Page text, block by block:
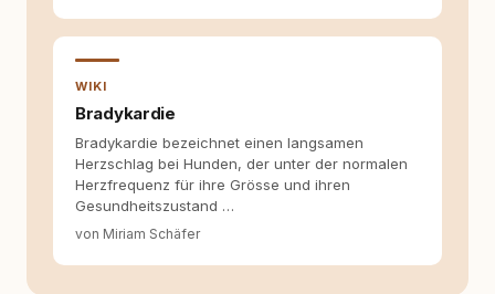
WIKI
Bradykardie
Bradykardie bezeichnet einen langsamen
Herzschlag bei Hunden, der unter der normalen
Herzfrequenz für ihre Grösse und ihren
Gesundheitszustand …
von Miriam Schäfer